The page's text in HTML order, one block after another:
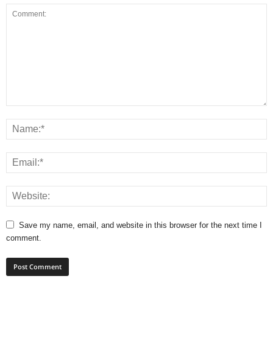
Save my name, email, and website in this browser for the next time I
comment.